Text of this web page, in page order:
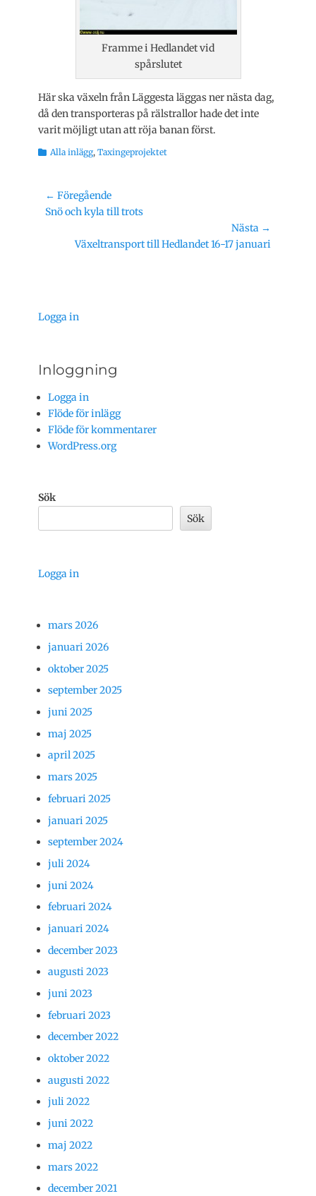
Framme i Hedlandet vid
spårslutet
Här ska växeln från Läggesta läggas ner nästa dag,
då den transporteras på rälstrallor hade det inte
varit möjligt utan att röja banan först.
Kategorier
Alla inlägg, Taxingeprojektet
Inläggsnavigering
← Föregående
Föregående
Snö och kyla till trots
Nästa →
Växeltransport till Hedlandet 16-17 januari
Logga in
Inloggning
Logga in
Flöde för inlägg
Flöde för kommentarer
WordPress.org
Sök
Sök
Logga in
mars 2026
januari 2026
oktober 2025
september 2025
juni 2025
maj 2025
april 2025
mars 2025
februari 2025
januari 2025
september 2024
juli 2024
juni 2024
februari 2024
januari 2024
december 2023
augusti 2023
juni 2023
februari 2023
december 2022
oktober 2022
augusti 2022
juli 2022
juni 2022
maj 2022
mars 2022
december 2021